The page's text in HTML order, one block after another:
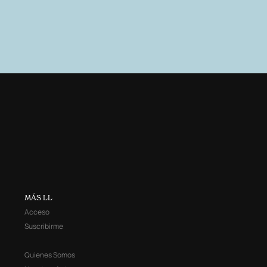
MÁS LL
Acceso
Suscribirme
Quienes Somos